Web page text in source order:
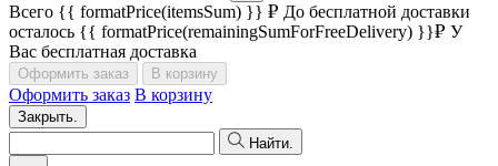
Всего {{ formatPrice(itemsSum) }}
До бесплатной доставки
осталось {{ formatPrice(remainingSumForFreeDelivery) }}
У
Вас бесплатная доставка
Оформить заказ В корзину
Оформить заказ В корзину
Закрыть.
Найти.